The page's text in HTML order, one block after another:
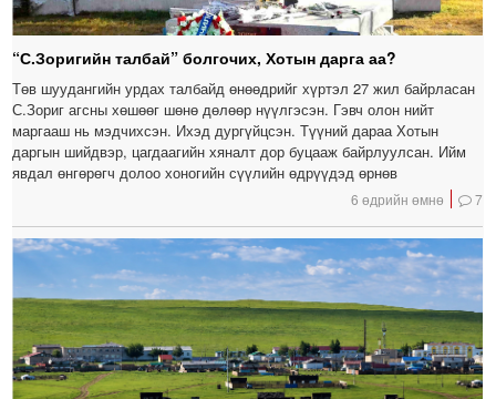
“С.Зоригийн талбай” болгочих, Хотын дарга аа?
Төв шуудангийн урдах талбайд өнөөдрийг хүртэл 27 жил байрласан
С.Зориг агсны хөшөөг шөнө дөлөөр нүүлгэсэн. Гэвч олон нийт
маргааш нь мэдчихсэн. Ихэд дургүйцсэн. Түүний дараа Хотын
даргын шийдвэр, цагдаагийн хяналт дор буцааж байрлуулсан. Ийм
явдал өнгөрөгч долоо хоногийн сүүлийн өдрүүдэд өрнөв
6 өдрийн өмнө 7